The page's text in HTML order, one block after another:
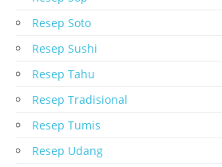
Resep Soto
Resep Sushi
Resep Tahu
Resep Tradisional
Resep Tumis
Resep Udang